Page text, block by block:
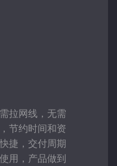
拉网线，无需
节约时间和资
捷，交付周期
用，产品做到